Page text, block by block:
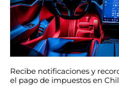
Recibe notificaciones y
el pago de impuestos en